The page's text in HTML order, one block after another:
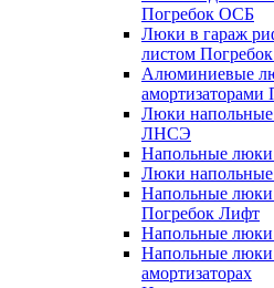
Погребок ОСБ
Люки в гараж
листом
Алюминиевые
Люки напольные
ЛНСЭ
Напольные
Люки
Напольные люки
Погребок Лифт
Напольные
Напольные
амортизаторах